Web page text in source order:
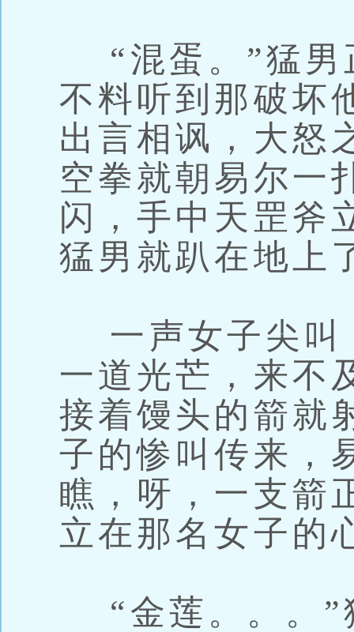
“混蛋。”猛男
不料听到那破坏
出言相讽，大怒
空拳就朝易尔一
闪，手中天罡斧
猛男就趴在地上
一声女子尖叫
一道光芒，来不
接着馒头的箭就
子的惨叫传来，
瞧，呀，一支箭
立在那名女子的
“金莲。。。”